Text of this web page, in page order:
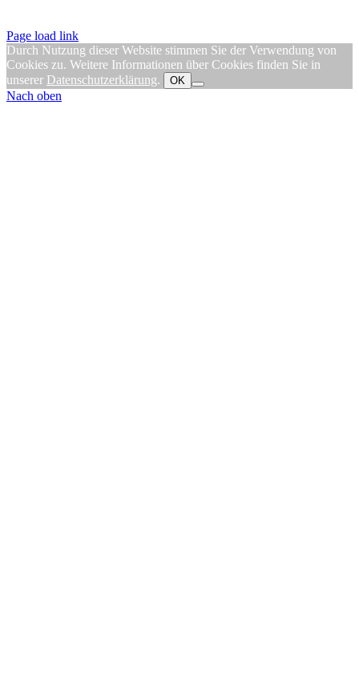
Page load link
Durch Nutzung dieser Website stimmen Sie der Verwendung von
Cookies zu. Weitere Informationen über Cookies finden Sie in
unserer Datenschutzerklärung. OK
Nach oben